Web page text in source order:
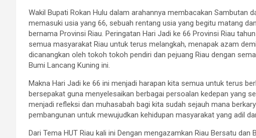
Wakil Bupati Rokan Hulu dalam arahannya membacakan Sambutan
memasuki usia yang 66, sebuah rentang usia yang begitu matang
bernama Provinsi Riau. Peringatan Hari Jadi ke 66 Provinsi Riau
semua masyarakat Riau untuk terus melangkah, menapak azam
dicanangkan oleh tokoh tokoh pendiri dan pejuang Riau dengan
Bumi Lancang Kuning ini.
Makna Hari Jadi ke 66 ini menjadi harapan kita semua untuk terus
bersepakat guna menyelesaikan berbagai persoalan kedepan yang
menjadi refleksi dan muhasabah bagi kita sudah sejauh mana
pembangunan untuk mewujudkan kehidupan masyarakat yang adil
Dari Tema HUT Riau kali ini Dengan mengazamkan Riau Bersatu